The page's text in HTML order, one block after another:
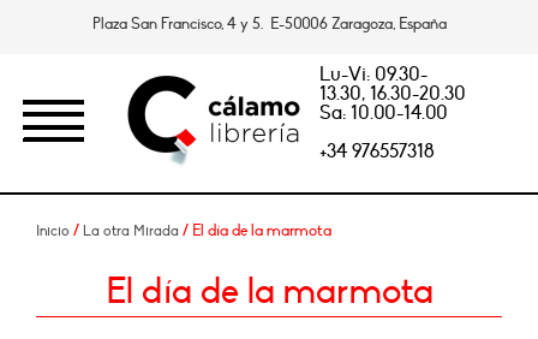
Plaza San Francisco, 4 y 5. E-50006 Zaragoza, España
Lu-Vi: 09.30-
13.30, 16.30-20.30
Sa: 10.00-14.00
+34 976557318
Inicio / La otra Mirada / El día de la marmota
El día de la marmota